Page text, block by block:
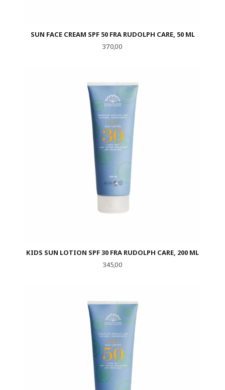
SUN FACE CREAM SPF 50 FRA RUDOLPH CARE, 50 ML
Pris
370,00
KIDS SUN LOTION SPF 30 FRA RUDOLPH CARE, 200 ML
Pris
345,00